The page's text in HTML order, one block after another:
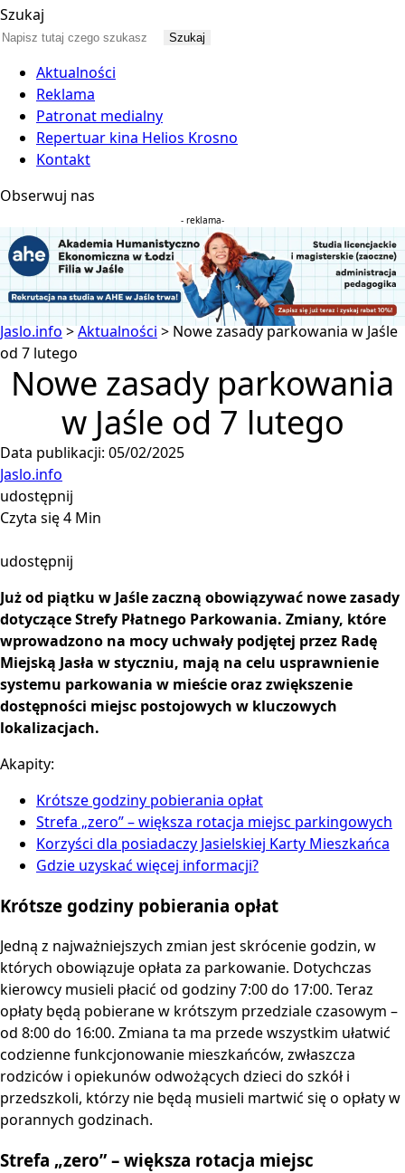
Szukaj
Aktualności
Reklama
Patronat medialny
Repertuar kina Helios Krosno
Kontakt
Obserwuj nas
- reklama-
Jaslo.info>Aktualności > Nowe zasady parkowania w Jaśle
od 7 lutego
Nowe zasady parkowania
w Jaśle od 7 lutego
Data publikacji: 05/02/2025
Jaslo.info
udostępnij
Czyta się 4 Min
udostępnij
Już od piątku w Jaśle zaczną obowiązywać nowe zasady
dotyczące Strefy Płatnego Parkowania. Zmiany, które
wprowadzono na mocy uchwały podjętej przez Radę
Miejską Jasła w styczniu, mają na celu usprawnienie
systemu parkowania w mieście oraz zwiększenie
dostępności miejsc postojowych w kluczowych
lokalizacjach.
Akapity:
Krótsze godziny pobierania opłat
Strefa „zero” – większa rotacja miejsc parkingowych
Korzyści dla posiadaczy Jasielskiej Karty Mieszkańca
Gdzie uzyskać więcej informacji?
Krótsze godziny pobierania opłat
Jedną z najważniejszych zmian jest skrócenie godzin, w
których obowiązuje opłata za parkowanie. Dotychczas
kierowcy musieli płacić od godziny 7:00 do 17:00. Teraz
opłaty będą pobierane w krótszym przedziale czasowym –
od 8:00 do 16:00. Zmiana ta ma przede wszystkim ułatwić
codzienne funkcjonowanie mieszkańców, zwłaszcza
rodziców i opiekunów odwożących dzieci do szkół i
przedszkoli, którzy nie będą musieli martwić się o opłaty w
porannych godzinach.
Strefa „zero” – większa rotacja miejsc